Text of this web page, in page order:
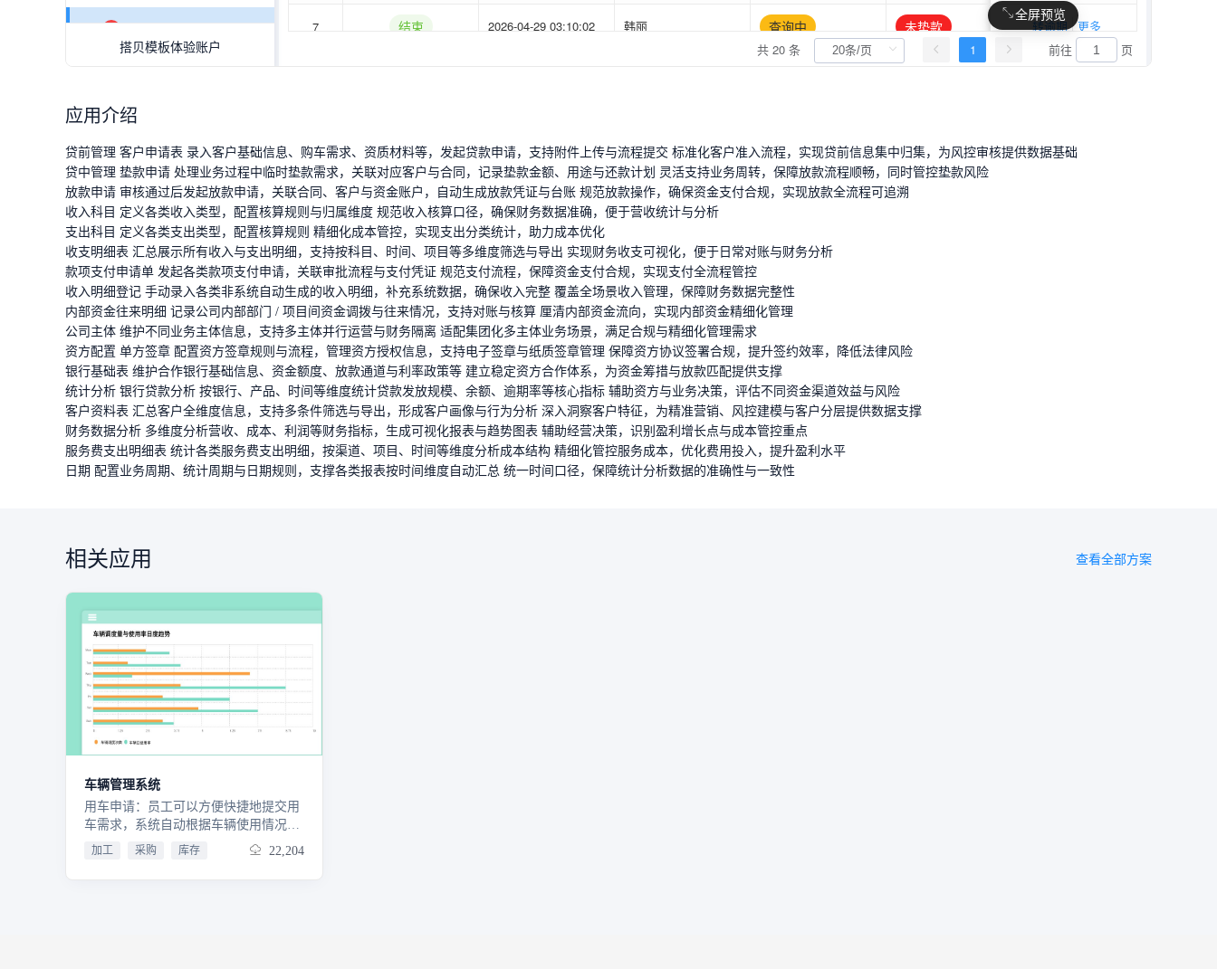
全屏预览
应用介绍
贷前管理 客户申请表 录入客户基础信息、购车需求、资质材料等，发起贷款申请，支持附件上传与流程提交 标准化客户准入流程，实现贷前信息集中归集，为风控审核提供数据基础
贷中管理 垫款申请 处理业务过程中临时垫款需求，关联对应客户与合同，记录垫款金额、用途与还款计划 灵活支持业务周转，保障放款流程顺畅，同时管控垫款风险
放款申请 审核通过后发起放款申请，关联合同、客户与资金账户，自动生成放款凭证与台账 规范放款操作，确保资金支付合规，实现放款全流程可追溯
收入科目 定义各类收入类型，配置核算规则与归属维度 规范收入核算口径，确保财务数据准确，便于营收统计与分析
支出科目 定义各类支出类型，配置核算规则 精细化成本管控，实现支出分类统计，助力成本优化
收支明细表 汇总展示所有收入与支出明细，支持按科目、时间、项目等多维度筛选与导出 实现财务收支可视化，便于日常对账与财务分析
款项支付申请单 发起各类款项支付申请，关联审批流程与支付凭证 规范支付流程，保障资金支付合规，实现支付全流程管控
收入明细登记 手动录入各类非系统自动生成的收入明细，补充系统数据，确保收入完整 覆盖全场景收入管理，保障财务数据完整性
内部资金往来明细 记录公司内部部门 / 项目间资金调拨与往来情况，支持对账与核算 厘清内部资金流向，实现内部资金精细化管理
公司主体 维护不同业务主体信息，支持多主体并行运营与财务隔离 适配集团化多主体业务场景，满足合规与精细化管理需求
资方配置 单方签章 配置资方签章规则与流程，管理资方授权信息，支持电子签章与纸质签章管理 保障资方协议签署合规，提升签约效率，降低法律风险
银行基础表 维护合作银行基础信息、资金额度、放款通道与利率政策等 建立稳定资方合作体系，为资金筹措与放款匹配提供支撑
统计分析 银行贷款分析 按银行、产品、时间等维度统计贷款发放规模、余额、逾期率等核心指标 辅助资方与业务决策，评估不同资金渠道效益与风险
客户资料表 汇总客户全维度信息，支持多条件筛选与导出，形成客户画像与行为分析 深入洞察客户特征，为精准营销、风控建模与客户分层提供数据支撑
财务数据分析 多维度分析营收、成本、利润等财务指标，生成可视化报表与趋势图表 辅助经营决策，识别盈利增长点与成本管控重点
服务费支出明细表 统计各类服务费支出明细，按渠道、项目、时间等维度分析成本结构 精细化管控服务成本，优化费用投入，提升盈利水平
日期 配置业务周期、统计周期与日期规则，支撑各类报表按时间维度自动汇总 统一时间口径，保障统计分析数据的准确性与一致性
相关应用 查看全部方案
车辆管理系统
用车申请：员工可以方便快捷地提交用
车需求，系统自动根据车辆使用情况和
优先级进行调度安排，减少等待时间，
提高车辆利用率。维修与保养：定期提
加工 采购 库存 22,204